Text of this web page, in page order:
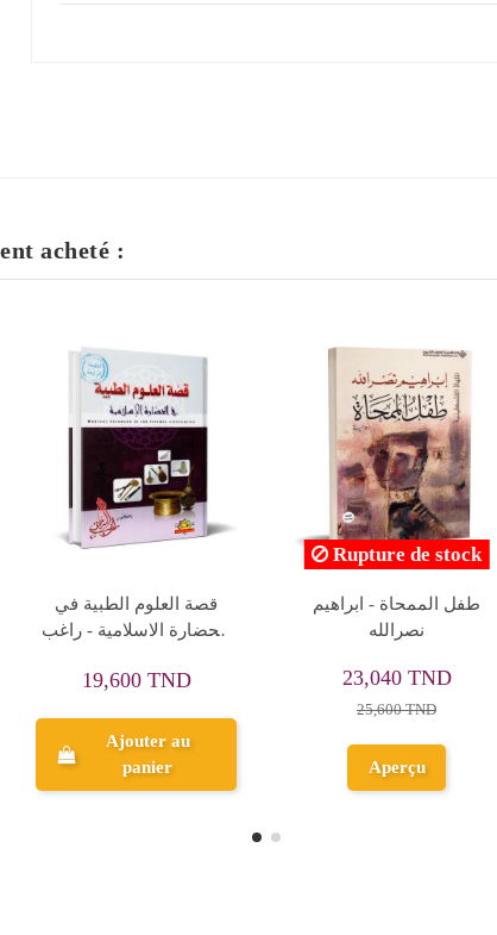
acheté :
Rupture de stock
سجل الخديعة - خورخه
فولبي
47,250 TND
Aperçu
Rupture de stock
الشحاذ - نجيب محفوظ -
مكتبة مصر
4,770 TND
5,300 TND
Aperçu